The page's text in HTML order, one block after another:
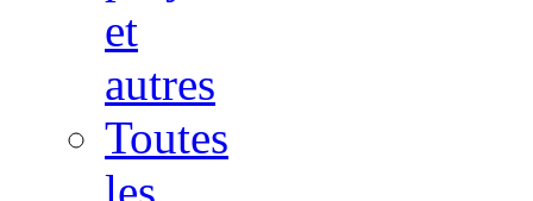
et
autres
Toutes
les